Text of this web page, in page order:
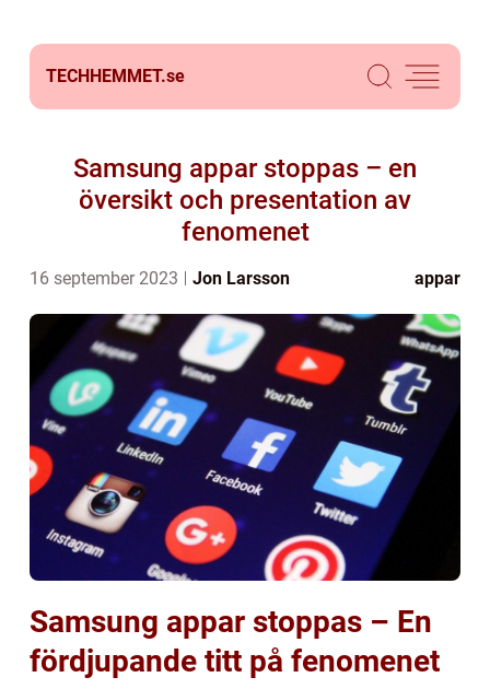
TECHHEMMET.se
Samsung appar stoppas – en
översikt och presentation av
fenomenet
16 september 2023 Jon Larsson appar
Samsung appar stoppas – En
fördjupande titt på fenomenet